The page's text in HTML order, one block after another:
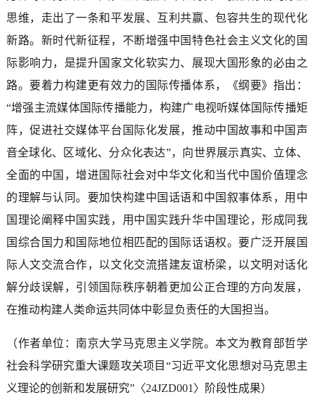
思维，走出了一条和平发展、互利共赢、包容共生的现代化
新路。新时代新征程，不断增强中国特色社会主义文化的国
际影响力，是提升国家文化软实力、展现大国形象的必由之
路。要着力构建更有效力的国际传播体系，《纲要》指出：
“增强主流媒体国际传播能力，构建广电视听媒体国际传播矩
阵，促进社交媒体平台国际化发展，推动中国故事和中国声
音全球化、区域化、分众化表达”，向世界展示真实、立体、
全面的中国，增进国际社会对中华文化和当代中国价值理念
的理解与认同。要加快构建中国话语和中国叙事体系，用中
国理论阐释中国实践，用中国实践升华中国理论，形成同我
国综合国力和国际地位相匹配的国际话语权。要广泛开展国
际人文交流合作，以文化交流搭建友谊桥梁，以文明对话化
解分歧误解，引领国际秩序朝着更加公正合理的方向发展，
在推动构建人类命运共同体中彰显负责任的大国担当。
（作者单位：南京大学马克思主义学院。本文为教育部哲学
社会科学研究重大课题攻关项目“习近平文化思想对马克思主
义理论的创新和发展研究”〈24JZD001〉阶段性成果）